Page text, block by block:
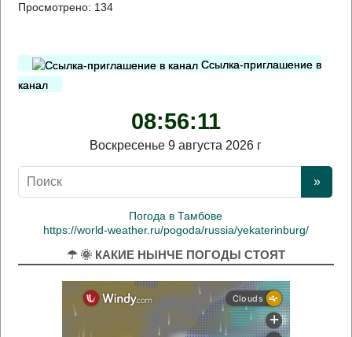
Просмотрено: 134
Ссылка-приглашение в
канал
08:56:12
Воскресенье 9 августа 2026 г
Погода в Тамбове
https://world-weather.ru/pogoda/russia/yekaterinburg/
☂ 🌞 КАКИЕ НЫНЧЕ ПОГОДЫ СТОЯТ